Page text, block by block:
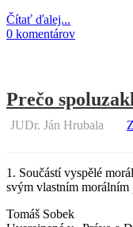
Čítať ďalej...
0 komentárov
Prečo
JUDr. Ján Hrubala
1. Součástí vyspělé
svým vlastním morálním
Tomáš Sobek